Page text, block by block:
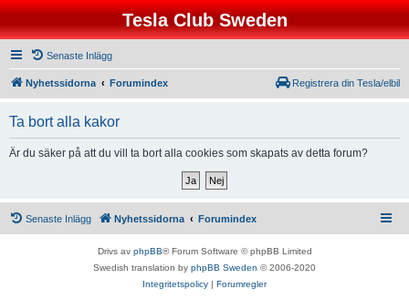
Tesla Club Sweden
Senaste Inlägg
Nyhetssidorna Forumindex Registrera din Tesla/elbil
Ta bort alla kakor
Är du säker på att du vill ta bort alla cookies som skapats av detta forum?
Senaste Inlägg Nyhetssidorna Forumindex
Drivs av phpBB® Forum Software © phpBB Limited
Swedish translation by phpBB Sweden © 2006-2020
Integritetspolicy | Forumregler